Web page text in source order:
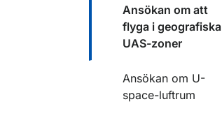
Ansökan om att
flyga i geografiska
UAS-zoner
Ansökan om U-
space-luftrum